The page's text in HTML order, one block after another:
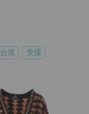
台灣 免運